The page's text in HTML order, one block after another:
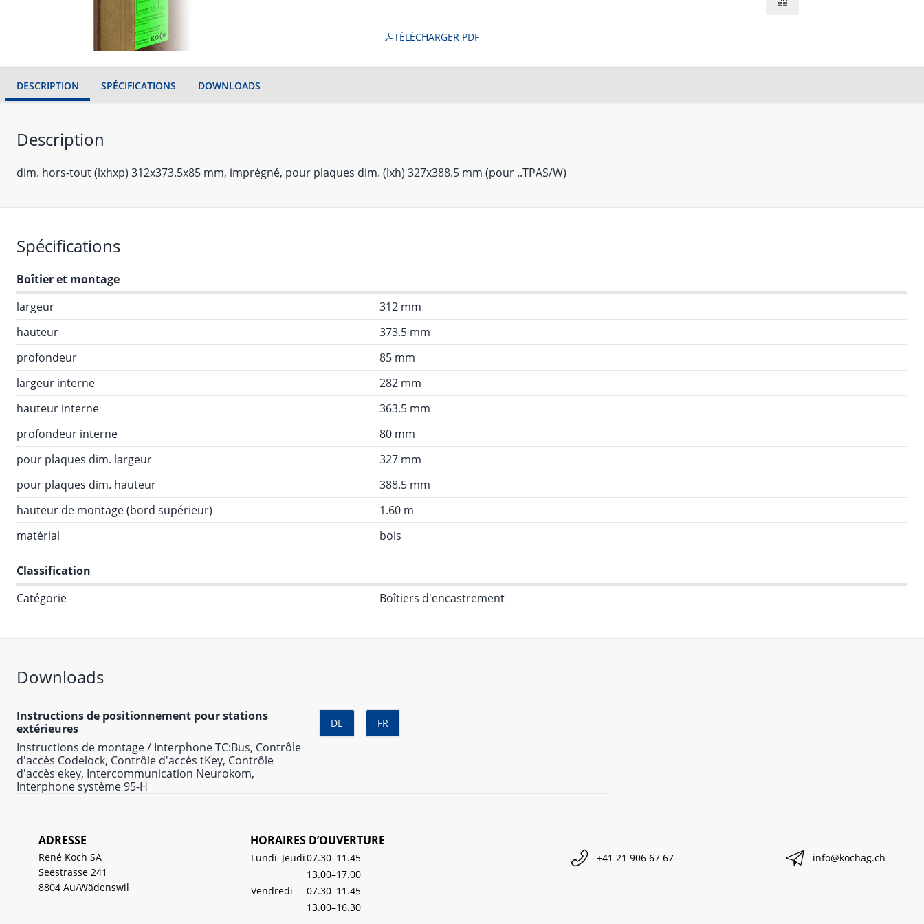
TÉLÉCHARGER PDF
DESCRIPTION SPÉCIFICATIONS DOWNLOADS
Description
dim. hors-tout (lxhxp) 312x373.5x85 mm, imprégné, pour plaques dim. (lxh) 327x388.5 mm (pour ..TPAS/W)
Spécifications
Boîtier et montage
largeur
312 mm
hauteur
373.5 mm
profondeur
85 mm
largeur interne
282 mm
hauteur interne
363.5 mm
profondeur interne
80 mm
pour plaques dim. largeur
327 mm
pour plaques dim. hauteur
388.5 mm
hauteur de montage (bord supérieur)
1.60 m
matérial
bois
Classification
Catégorie
Boîtiers d'encastrement
Downloads
Instructions de positionnement pour stations
extérieures
Instructions de montage / Interphone TC:Bus, Contrôle
d'accès Codelock, Contrôle d'accès tKey, Contrôle
d'accès ekey, Intercommunication Neurokom,
Interphone système 95-H
DE FR
ADRESSE
René Koch SA
Seestrasse 241
8804 Au/Wädenswil
HORAIRES D’OUVERTURE
Lundi–Jeudi07.30–11.45
13.00–17.00
Vendredi
07.30–11.45
13.00–16.30
+41 21 906 67 67 info@kochag.ch